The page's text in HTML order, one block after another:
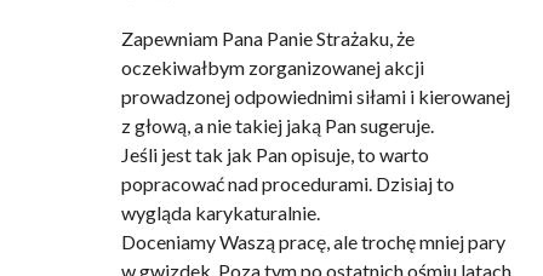
Zapewniam Pana Panie Strażaku, że
oczekiwałbym zorganizowanej akcji
prowadzonej odpowiednimi siłami i kierowanej
z głową, a nie takiej jaką Pan sugeruje.
Jeśli jest tak jak Pan opisuje, to warto
popracować nad procedurami. Dzisiaj to
wygląda karykaturalnie.
Doceniamy Waszą pracę, ale trochę mniej pary
w gwizdek. Poza tym po ostatnich ośmiu latach